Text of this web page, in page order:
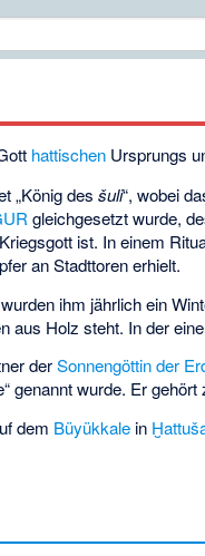
hattischen Ursprungs
„König desšuli“, wobei
gleichgesetzt wurde,
ist. In einem
an Stadttoren erhielt.
ihm jährlich ein
aus Holz steht. In der
derSonnengöttin der
genannt wurde. Er
dem Büyükkale in